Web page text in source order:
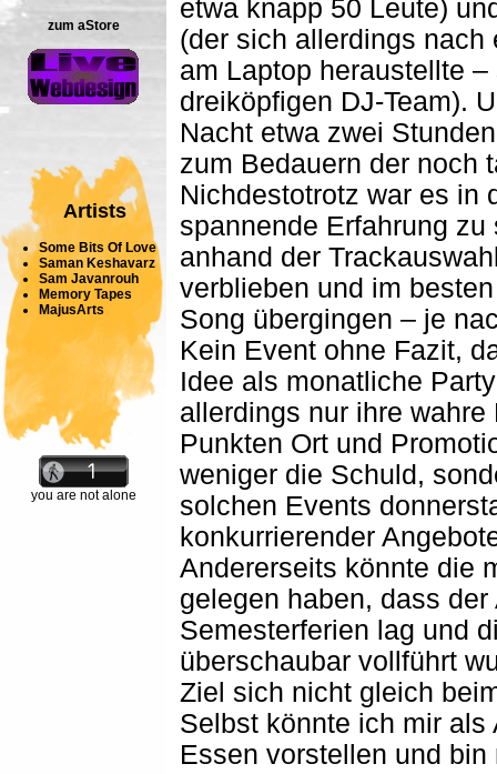
zum aStore
Artists
Some Bits Of Love
Saman Keshavarz
Sam Javanrouh
Memory Tapes
MajusArts
you are not alone
etwa knapp 50 Leute)
(der sich allerdings
am Laptop heraustellte
dreiköpfigen DJ-Team).
Nacht etwa zwei
zum Bedauern der noch
Nichdestotrotz war es in
spannende Erfahrung
anhand der
verblieben und im
Song übergingen – je
Kein Event ohne Fazit,
Idee als monatliche
allerdings nur ihre
Punkten Ort und
weniger die Schuld,
solchen Events
konkurrierender
Andererseits könnte die
gelegen haben, dass
Semesterferien lag und
überschaubar vollführt
Ziel sich nicht gleich
Selbst könnte ich mir als
Essen vorstellen und